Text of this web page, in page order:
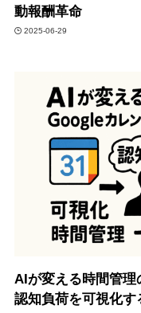
動報酬革命
2025-06-29
AIが変える時間管
認知負荷を可視化す